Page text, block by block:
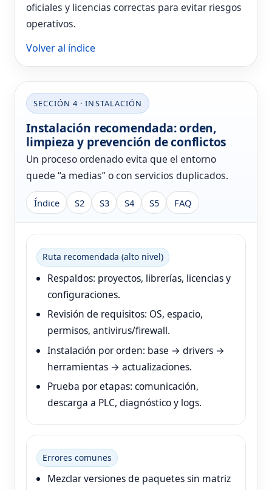
oficiales y licencias correctas para evitar riesgos
operativos.
Volver al índice
SECCIÓN 4 · INSTALACIÓN
Instalación recomendada: orden,
limpieza y prevención de conflictos
Un proceso ordenado evita que el entorno
quede “a medias” o con servicios duplicados.
Índice S2 S3 S4 S5 FAQ
Ruta recomendada (alto nivel)
Respaldos: proyectos, librerías, licencias y
configuraciones.
Revisión de requisitos: OS, espacio,
permisos, antivirus/firewall.
Instalación por orden: base → drivers →
herramientas → actualizaciones.
Prueba por etapas: comunicación,
descarga a PLC, diagnóstico y logs.
Errores comunes
Mezclar versiones de paquetes sin matriz